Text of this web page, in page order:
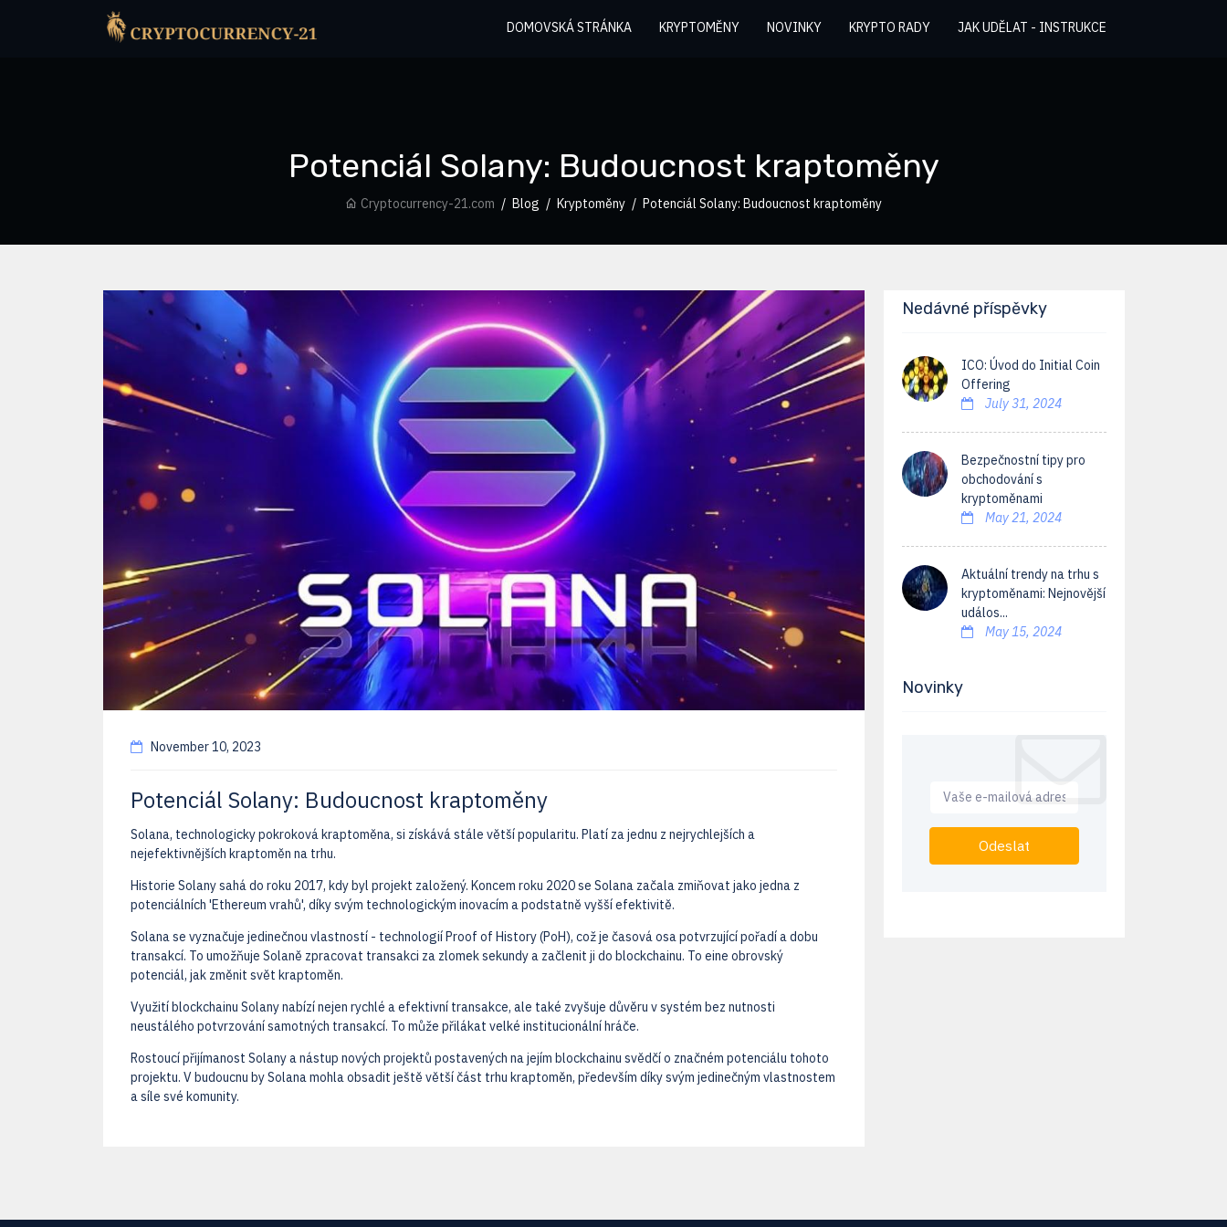
DOMOVSKÁ STRÁNKA KRYPTOMĚNY NOVINKY KRYPTO RADY JAK UDĚLAT - INSTRUKCE
Potenciál Solany: Budoucnost kraptoměny
Cryptocurrency-21.com Blog Kryptoměny Potenciál Solany: Budoucnost kraptoměny
November 10, 2023
Potenciál Solany: Budoucnost kraptoměny
Solana, technologicky pokroková kraptoměna, si získává stále větší popularitu. Platí za jednu z nejrychlejších a
nejefektivnějších kraptoměn na trhu.
Historie Solany sahá do roku 2017, kdy byl projekt založený. Koncem roku 2020 se Solana začala zmiňovat jako jedna z
potenciálních 'Ethereum vrahů', díky svým technologickým inovacím a podstatně vyšší efektivitě.
Solana se vyznačuje jedinečnou vlastností - technologií Proof of History (PoH), což je časová osa potvrzující pořadí a dobu
transakcí. To umožňuje Solaně zpracovat transakci za zlomek sekundy a začlenit ji do blockchainu. To eine obrovský
potenciál, jak změnit svět kraptoměn.
Využití blockchainu Solany nabízí nejen rychlé a efektivní transakce, ale také zvyšuje důvěru v systém bez nutnosti
neustálého potvrzování samotných transakcí. To může přilákat velké institucionální hráče.
Rostoucí přijímanost Solany a nástup nových projektů postavených na jejím blockchainu svědčí o značném potenciálu tohoto
projektu. V budoucnu by Solana mohla obsadit ještě větší část trhu kraptoměn, především díky svým jedinečným vlastnostem
a síle své komunity.
Nedávné příspěvky
ICO: Úvod do Initial Coin
Offering
July 31, 2024
Bezpečnostní tipy pro
obchodování s
kryptoměnami
May 21, 2024
Aktuální trendy na trhu s
kryptoměnami: Nejnovější
událos...
May 15, 2024
Novinky
Odeslat